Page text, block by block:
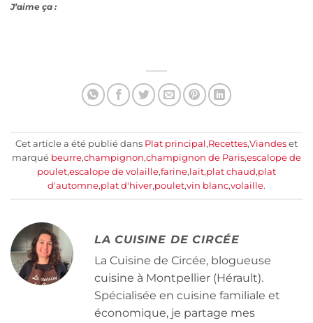
J’aime ça :
Cet article a été publié dans Plat principal,Recettes,Viandes et
marqué beurre,champignon,champignon de Paris,escalope de
poulet,escalope de volaille,farine,lait,plat chaud,plat
d'automne,plat d'hiver,poulet,vin blanc,volaille.
LA CUISINE DE CIRCÉE
La Cuisine de Circée, blogueuse
cuisine à Montpellier (Hérault).
Spécialisée en cuisine familiale et
économique, je partage mes